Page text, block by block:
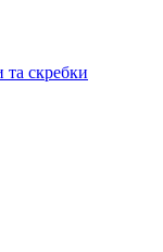
та скребки